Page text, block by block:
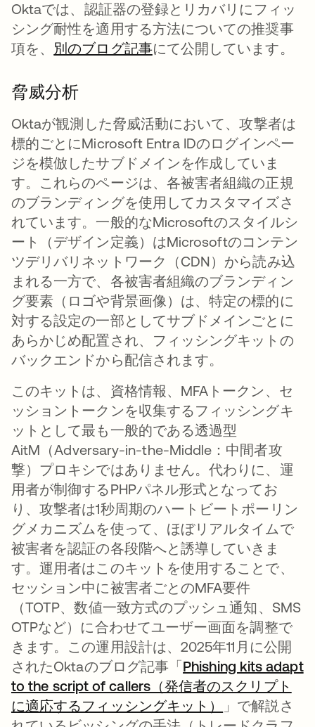
Oktaでは、認証器の登録とリカバリにフィッ
シング耐性を適用する方法についての推奨事
項を、 別のブログ記事にて公開しています。
脅威分析
Oktaが観測した脅威活動において、攻撃者は
標的ごとにMicrosoft Entra IDのログインペー
ジを模倣したサブドメインを作成していま
す。これらのページは、各被害者組織の正規
のブランディングを使用してカスタマイズさ
れています。一般的なMicrosoftのスタイルシ
ート（デザイン定義）はMicrosoftのコンテン
ツデリバリネットワーク（CDN）から読み込
まれる一方で、各被害者組織のブランディン
グ要素（ロゴや背景画像）は、特定の標的に
対する設定の一部としてサブドメインごとに
あらかじめ配置され、フィッシングキットの
バックエンドから配信されます。
このキットは、資格情報、MFAトークン、セ
ッショントークンを収集するフィッシングキ
ットとして最も一般的である透過型
AitM（Adversary-in-the-Middle：中間者攻
撃）プロキシではありません。代わりに、運
用者が制御するPHPパネル形式となってお
り、攻撃者は1秒周期のハートビートポーリン
グメカニズムを使って、ほぼリアルタイムで
被害者を認証の各段階へと誘導していきま
す。運用者はこのキットを使用することで、
セッション中に被害者ごとのMFA要件
（TOTP、数値一致方式のプッシュ通知、SMS
OTPなど）に合わせてユーザー画面を調整で
きます。この運用設計は、2025年11月に公開
されたOktaのブログ記事「Phishing kits adapt
to the script of callers（発信者のスクリプト
に適応するフィッシングキット）
」で解説さ